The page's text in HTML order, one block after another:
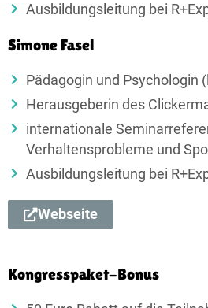
Ausbildungsleitung bei
Simone Fasel
Pädagogin und Psychologin
Herausgeberin des
internationale
Verhaltensprobleme und
Ausbildungsleitung bei
Webseite
Kongresspaket-Bonus